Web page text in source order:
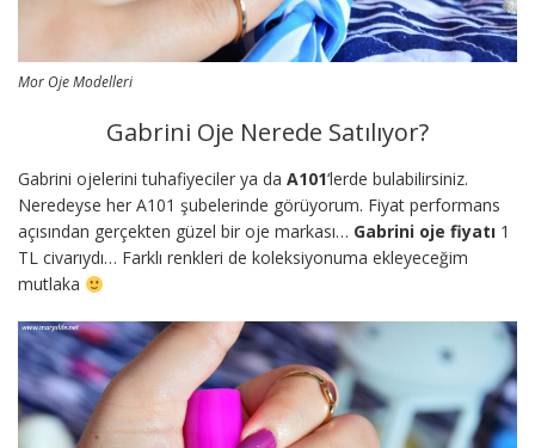
Mor Oje Modelleri
Gabrini Oje Nerede Satılıyor?
Gabrini ojelerini tuhafiyeciler ya da A101‘lerde bulabilirsiniz.
Neredeyse her A101 şubelerinde görüyorum. Fiyat performans
açısından gerçekten güzel bir oje markası… Gabrini oje fiyatı 1
TL civarıydı… Farklı renkleri de koleksiyonuma ekleyeceğim
mutlaka